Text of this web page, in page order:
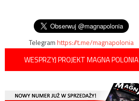
Telegramhttps://t.me/magnapolonia
WESPRZYJ PROJEKT MAGNA POLONIA